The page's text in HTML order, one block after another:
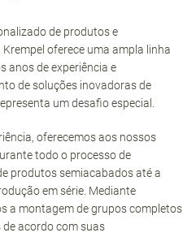
de produtos e
oferece uma ampla linha
anos de experiência e
de soluções inovadoras de
um desafio especial.
oferecemos aos nossos
todo o processo de
produtos semiacabados até a
em série. Mediante
a montagem de grupos completos
acordo com suas